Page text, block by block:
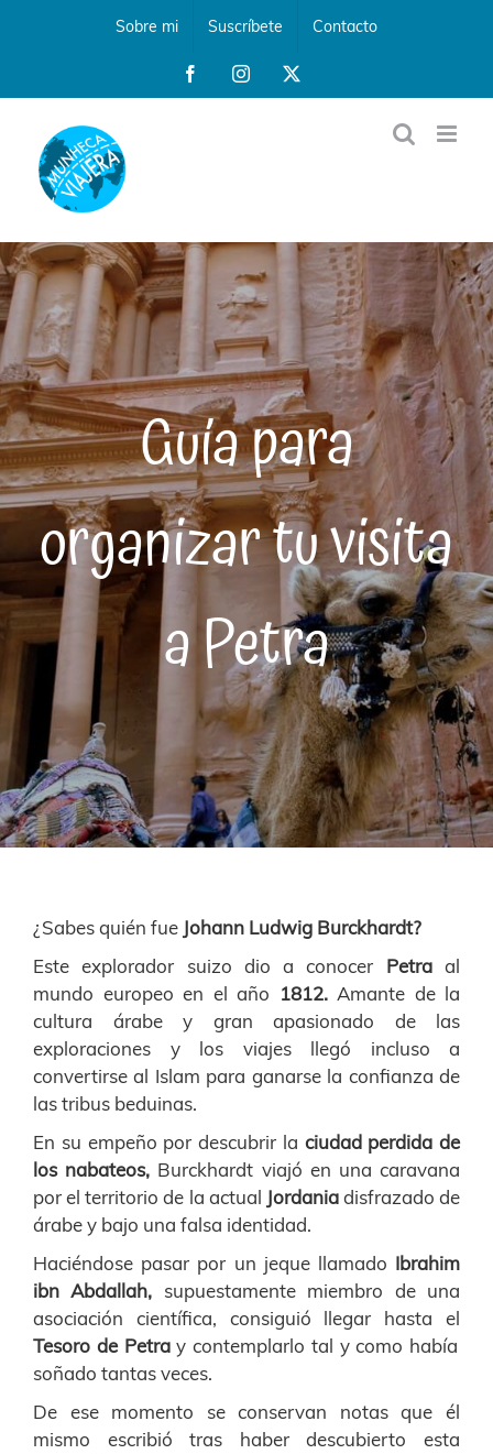
Sobre mi Suscríbete Contacto
FacebookInstagram
Guía para
organizar tu visita
a Petra
¿Sabes quién fue Johann Ludwig Burckhardt?
Este explorador suizo dio a conocer Petraal
mundo europeo en el año 1812.Amante de la
cultura árabe y gran apasionado de las
exploraciones y los viajes llegó incluso a
convertirse al Islam para ganarse la confianza de
las tribus beduinas.
En su empeño por descubrir la ciudad perdida de
los nabateos, Burckhardt viajó en una caravana
por el territorio de la actual Jordaniadisfrazado de
árabe y bajo una falsa identidad.
Haciéndose pasar por un jeque llamado Ibrahim
ibn Abdallah, supuestamente miembro de una
asociación científica, consiguió llegar hasta el
Tesoro de Petray contemplarlo tal y como había
soñado tantas veces.
De ese momento se conservan notas que él
mismo escribió tras haber descubierto esta